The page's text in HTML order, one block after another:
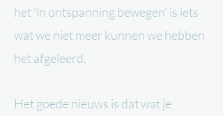
het 'in ontspanning bewegen' is iets
wat we niet meer kunnen we hebben
het afgeleerd.
Het goede nieuws is dat wat je